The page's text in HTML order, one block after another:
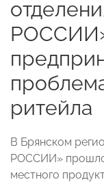
РОССИИ»
ритейла
В Брянском
РОССИИ»
местного